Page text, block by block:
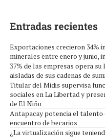
Entradas recientes
Exportaciones crecieron 34%
minerales entre enero y junio,
37% de las empresas opera
aisladas de sus cadenas de
Titular del Midis supervisa
sociales en La Libertad y
de El Niño
Antapacay potencia el talento
encuentro de becarios
¿La virtualización sigue